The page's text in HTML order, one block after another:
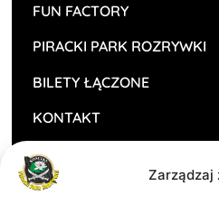
Zarządzaj
FUN FACTORY
PIRACKI PARK ROZRYWKI
BILETY ŁĄCZONE
KONTAKT
Oferta